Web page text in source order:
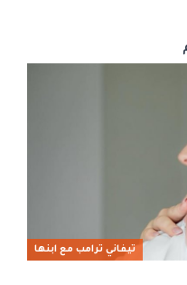
تيفاني ترامب مع ابنها